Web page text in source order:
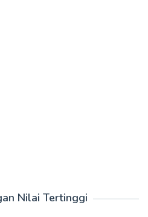
Nilai Tertinggi